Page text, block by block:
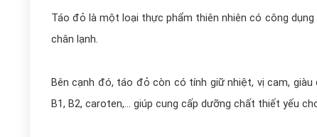
Táo đỏ là một loại thực phẩm thiên nhiên có công
chân lạnh.
Bên cạnh đó, táo đỏ còn có tính giữ nhiệt, vị cam,
B1, B2, caroten,… giúp cung cấp dưỡng chất thiết yếu